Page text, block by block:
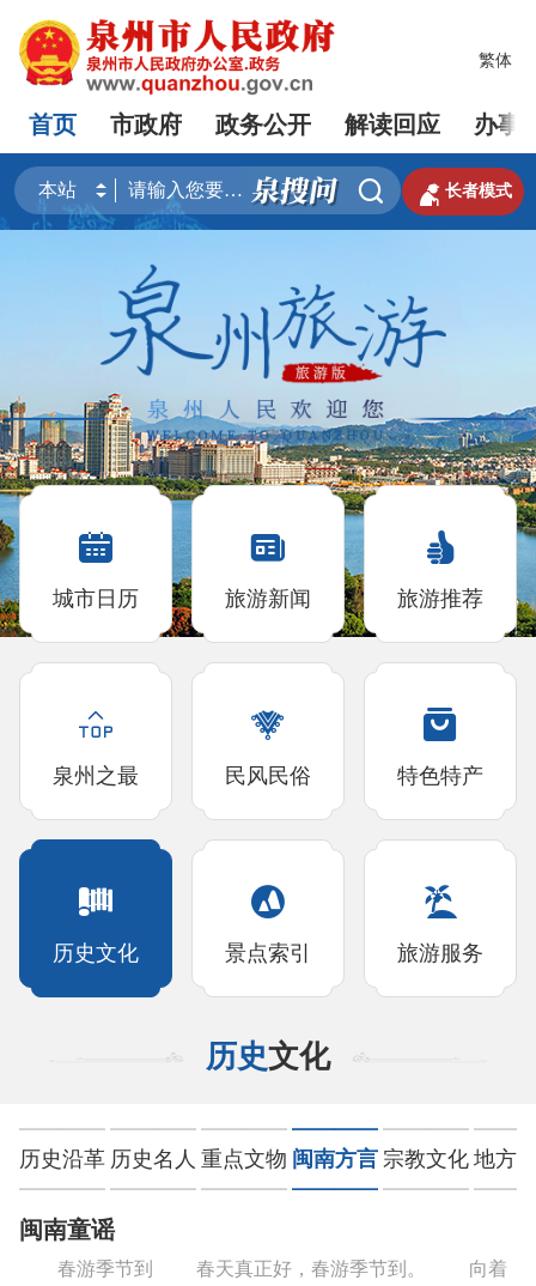
繁体
首页 市政府 政务公开 解读回应 办事
  长者模式
城市日历 旅游新闻 旅游推荐
泉州之最 民风民俗 特色特产
历史文化 景点索引 旅游服务
历史文化
历史沿革 历史名人 重点文物 闽南方言 宗教文化 地方
闽南童谣
春游季节到 春天真正好，春游季节到。 向着